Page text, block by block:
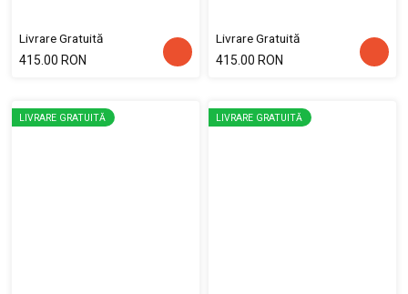
Livrare Gratuită
415.00 RON
Livrare Gratuită
415.00 RON
LIVRARE GRATUITĂ LIVRARE GRATUITĂ